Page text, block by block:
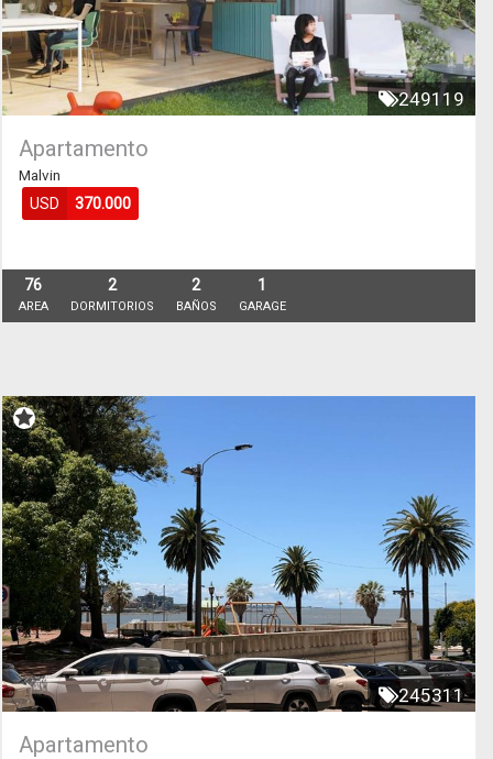
249119
Apartamento
Malvin
USD 370.000
76
AREA
2
DORMITORIOS
2
BAÑOS
1
GARAGE
245311
Apartamento